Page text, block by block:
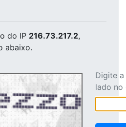
do IP 216.73.217.2,
abaixo.
Digite
lado no